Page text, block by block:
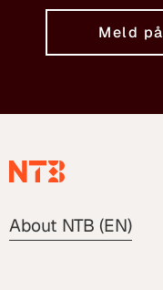
Meld på
About NTB (EN)